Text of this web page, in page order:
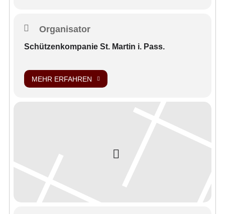
Organisator
Schützenkompanie St. Martin i. Pass.
MEHR ERFAHREN